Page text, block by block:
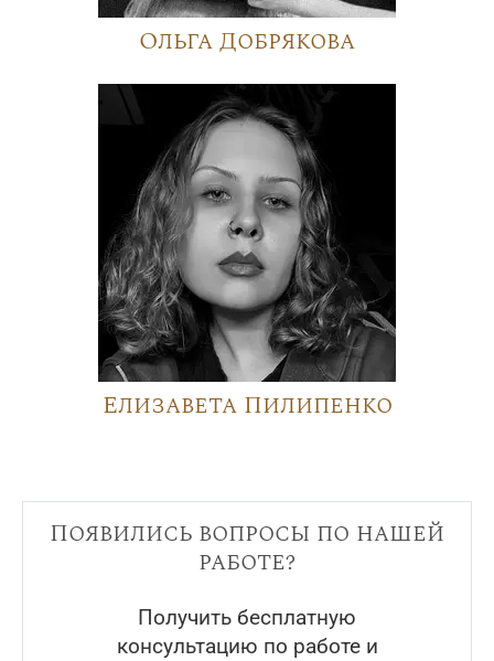
Ольга Добрякова
Елизавета Пилипенко
Появились вопросы по нашей
работе?
Получить бесплатную
консультацию по работе и